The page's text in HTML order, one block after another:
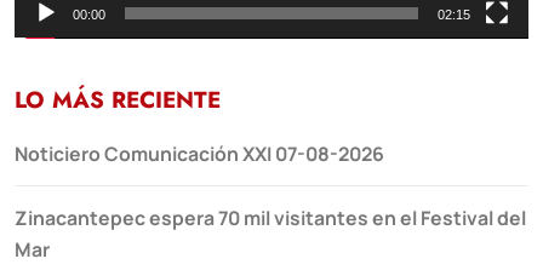
00:00 02:15
LO MÁS RECIENTE
Noticiero Comunicación XXI 07-08-2026
Zinacantepec espera 70 mil visitantes en el Festival del
Mar